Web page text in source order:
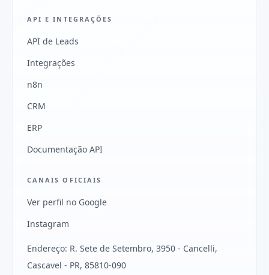
API E INTEGRAÇÕES
API de Leads
Integrações
n8n
CRM
ERP
Documentação API
CANAIS OFICIAIS
Ver perfil no Google
Instagram
Endereço: R. Sete de Setembro, 3950 - Cancelli,
Cascavel - PR, 85810-090